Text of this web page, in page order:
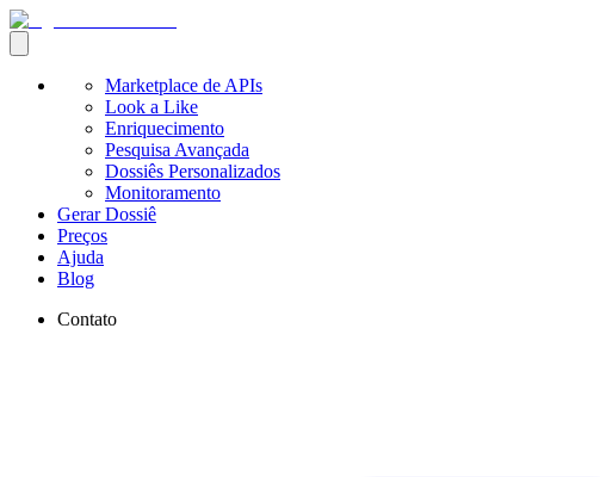
Marketplace de APIs
Look a Like
Enriquecimento
Pesquisa Avançada
Dossiês Personalizados
Monitoramento
Gerar Dossiê
Preços
Ajuda
Blog
Contato